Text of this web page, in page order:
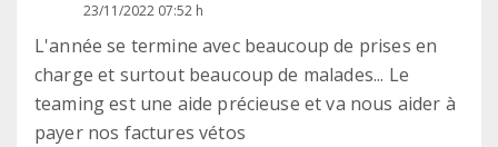
23/11/2022 07:52 h
L'année se termine avec beaucoup de prises en
charge et surtout beaucoup de malades... Le
teaming est une aide précieuse et va nous aider à
payer nos factures vétos